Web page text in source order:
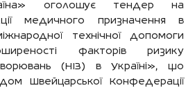
оголошує тендер на
медичного призначення в
технічної допомоги
факторів ризику
(НІЗ) в Україні», що
Швейцарської Конфедерації